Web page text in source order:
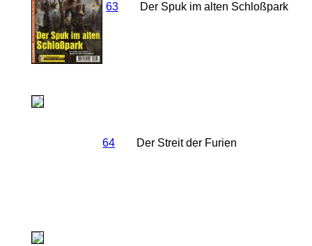
63 Der Spuk im alten Schloßpark
64 Der Streit der Furien